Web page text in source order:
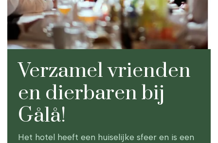
Verzamel vrienden
en dierbaren bij
Gålå!
Het hotel heeft een huiselijke sfeer en is een